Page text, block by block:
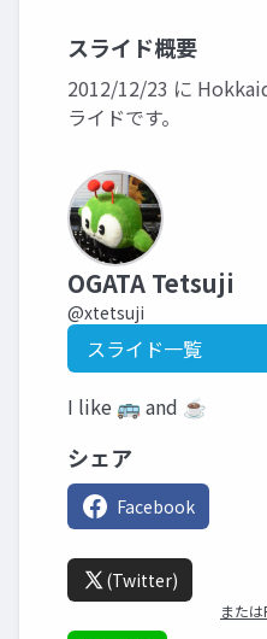
スライド概要
2012/12/23 に
ライドです。
OGATA Tetsuji
@xtetsuji
スライド一覧
I like 🚌 and ☕
シェア
Facebook
(Twitter)
また